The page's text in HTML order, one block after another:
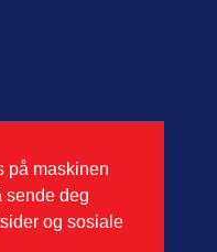
på maskinen
sende deg
og sosiale